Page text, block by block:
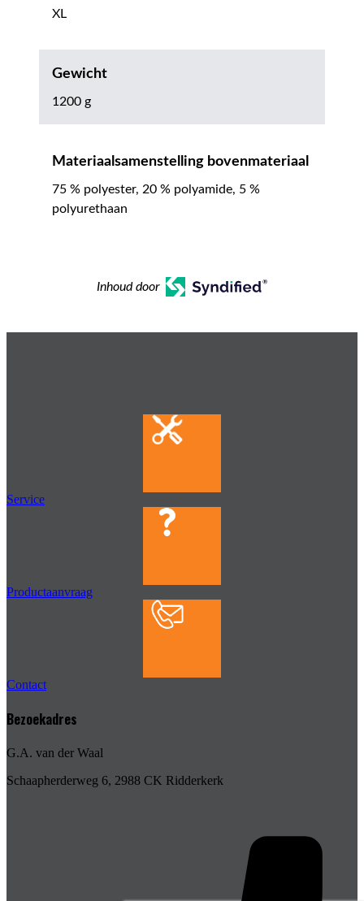
XL
Gewicht
1200 g
Materiaalsamenstelling bovenmateriaal
75 % polyester, 20 % polyamide, 5 %
polyurethaan
Inhoud door
Service
Productaanvraag
Contact
Bezoekadres
G.A. van der Waal
Schaapherderweg 6, 2988 CK Ridderkerk